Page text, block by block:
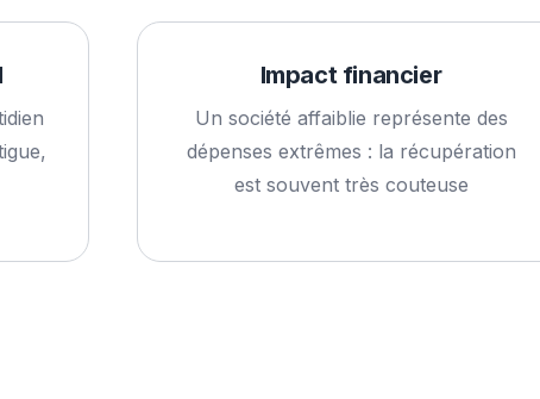
Impact financier
Un société affaiblie représente des
dépenses extrêmes : la récupération
est souvent très couteuse